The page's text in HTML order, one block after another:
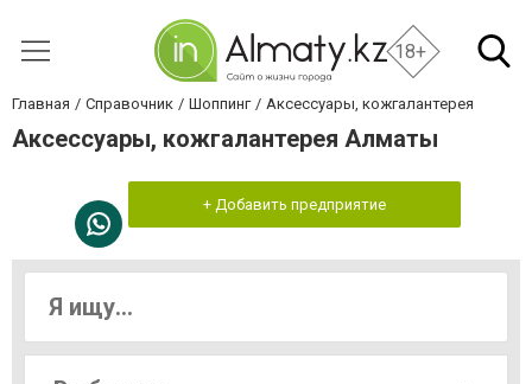
18+
Главная Справочник Шоппинг Аксессуары, кожгалантерея
Аксессуары, кожгалантерея Алматы
+ Добавить предприятие